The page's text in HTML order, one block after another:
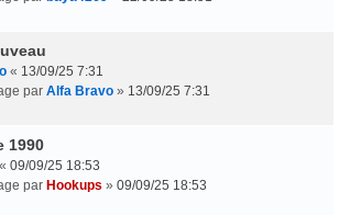
« 13/09/25 7:31
par Alfa Bravo » 13/09/25 7:31
1990
« 09/09/25 18:53
par Hookups » 09/09/25 18:53